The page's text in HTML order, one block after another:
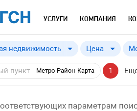
УСЛУГИ КОМПАНИЯ
недвижимость Цена
Метро Район Карта 1
параметрам